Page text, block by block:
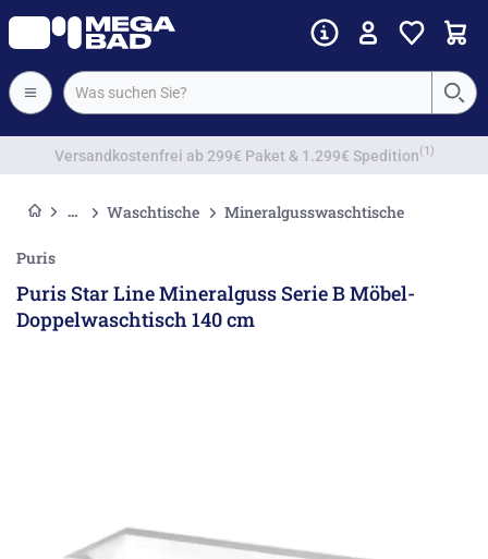
Vorkassenrabatt
Waschtische Mineralgusswaschtische
Puris
Puris Star Line Mineralguss Serie B Möbel-
Doppelwaschtisch 140 cm